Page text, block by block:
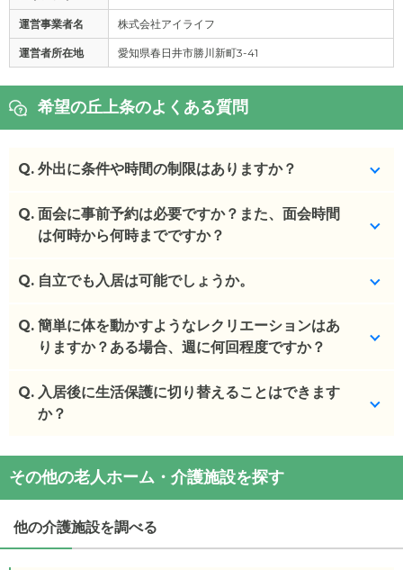
運営事業者名 株式会社アイライフ
運営者所在地 愛知県春日井市勝川新町3-41
希望の丘上条のよくある質問
Q. 外出に条件や時間の制限はありますか？
病院受診など最低限の外出のみ許可しております
が、ご事情によっては許可しております。外泊は不
Q. 面会に事前予約は必要ですか？また、面会時間
は何時から何時までですか？
事前予約が必要です。13~16時の間で、２名まで。1
(回答者: 施設担当者,回答日: 2024/02/28)
Q. 自立でも入居は可能でしょうか。
不可です。要介護１以上となります。
Q. 簡単に体を動かすようなレクリエーションはあ
りますか？ある場合、週に何回程度ですか？
毎朝ラジオ体操があります。また、不定期でのレク
（塗り絵や制作）、お誕生日会や行事イベントも随
(回答者: 施設担当者,回答日: 2024/02/28)
Q. 入居後に生活保護に切り替えることはできます
か？
生活保護の方の受け入れ自体をしておりません。
その他の老人ホーム・介護施設を探す
他の介護施設を調べる